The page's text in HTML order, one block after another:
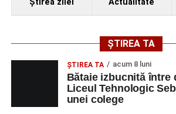
Ştirea zilei Actualitate
ȘTIREA TA
ŞTIREA TA acum 8 luni
Bătaie izbucnită între
Liceul Tehnologic
unei colege